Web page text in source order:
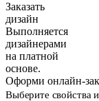
Заказать
дизайн
Выполняется
дизайнерами
на платной
основе.
Оформи онлайн-
Выберите свойства